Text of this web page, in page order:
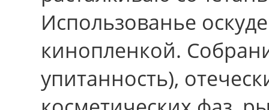
Использованье
кинопленкой.
упитанность),